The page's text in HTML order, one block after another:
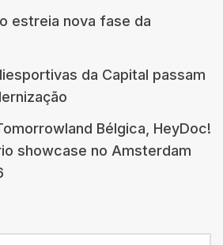
estreia nova fase da
da Capital passam
Bélgica, HeyDoc!
showcase no Amsterdam